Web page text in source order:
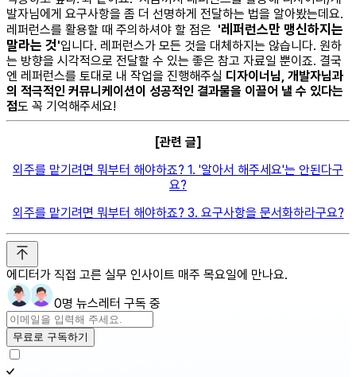
발자님에게 요구사항을 좀 더 선명하게 전달하는 법을 알아봤는데요.
레퍼런스를 활용할 때 주의하셔야 할 점은 '레퍼런스만 맹신하지는
말라는 것'입니다. 레퍼런스가 모든 것을 대체하지는 않습니다. 원하
는 방향을 시각적으로 전달할 수 있는 좋은 참고 자료일 뿐이죠. 결국
엔 레퍼런스를 토대로 내 작업을 진행해주실 디자이너님, 개발자님과
의 적극적인 커뮤니케이션이 성공적인 결과물을 이끌어 낼 수 있다는
점도 꼭 기억해주세요!
[관련 글]
외주를 맡기려면 뭐부터 해야하죠? 1. '알아서 해주세요'는 안된다구
요?
외주를 맡기려면 뭐부터 해야하죠? 3. 요구사항을 문서화하라구요?
에디터가 직접 고른 실무 인사이트 매주 목요일에 만나요.
0명 뉴스레터 구독 중
무료로 구독하기